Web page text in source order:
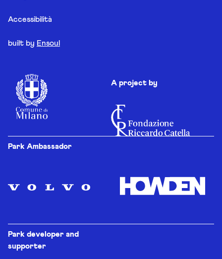
Accessibilità
built by Ensoul
A project by
Park Ambassador
Park developer and
supporter